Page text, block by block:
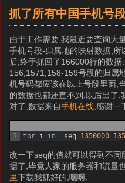
抓了所有中国手机号
由于工作需要,我最近要查询大
手机号段-归属地的映射数据,
后,终于抓回了166000行的数
156,1571,158-159号段的归属
机号码都应该在以上号段里面,
的数据也都还查不到,以后出了,
对了,数据来自手机在线 ,感谢一
1
for i in ` seq 1350000
改一下seq的值就可以得到不
据了,毕竟人家的服务器和流量
里下载我抓好的,嘿嘿.